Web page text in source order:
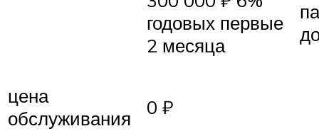
годовых первые
2 месяца
цена
обслуживания
0 ₽